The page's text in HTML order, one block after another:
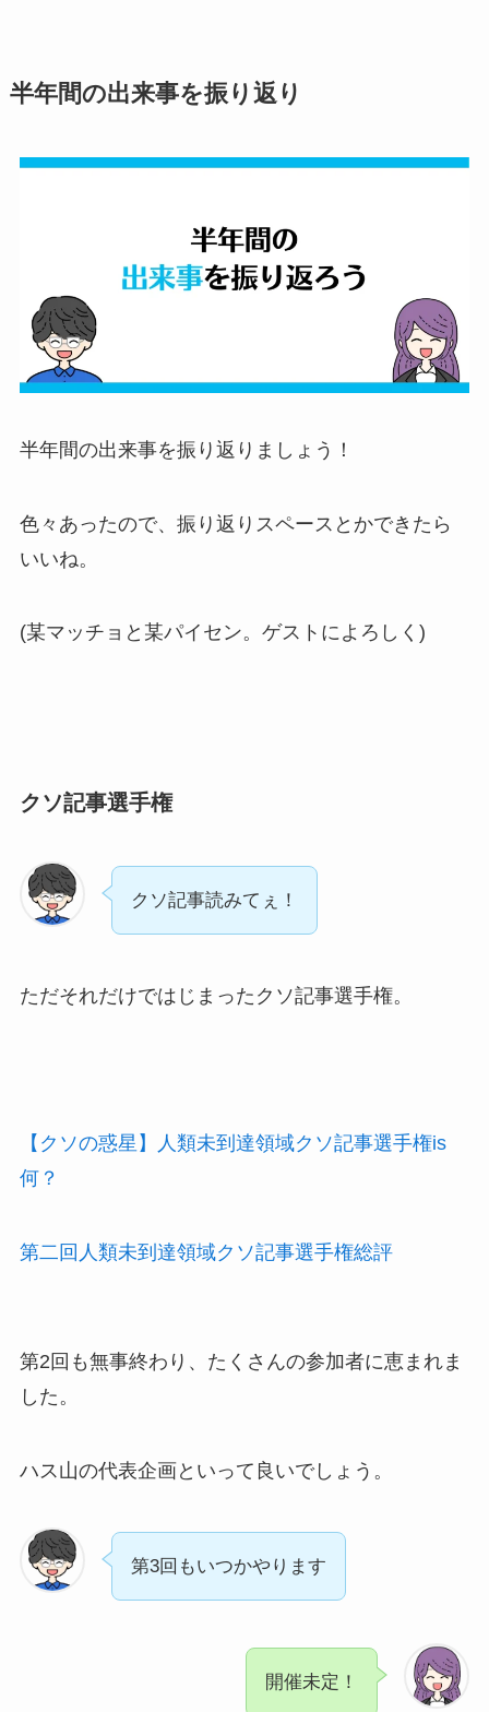
半年間の出来事を振り返り
半年間の出来事を振り返りましょう！
色々あったので、振り返りスペースとかできたら
いいね。
(某マッチョと某パイセン。ゲストによろしく)
クソ記事選手権
クソ記事読みてぇ！
ただそれだけではじまったクソ記事選手権。
【クソの惑星】人類未到達領域クソ記事選手権is
何？
第二回人類未到達領域クソ記事選手権総評
第2回も無事終わり、たくさんの参加者に恵まれま
した。
ハス山の代表企画といって良いでしょう。
第3回もいつかやります
開催未定！